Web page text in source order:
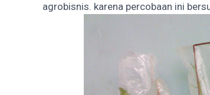
agrobisnis. karena percobaan ini